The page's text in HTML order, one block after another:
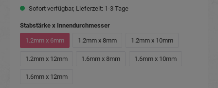
Sofort verfügbar, Lieferzeit: 1-3 Tage
Stabstärke x Innendurchmesserauswählen
1.2mm x 6mm 1.2mm x 8mm 1.2mm x 10mm
1.2mm x 12mm 1.6mm x 8mm 1.6mm x 10mm
1.6mm x 12mm